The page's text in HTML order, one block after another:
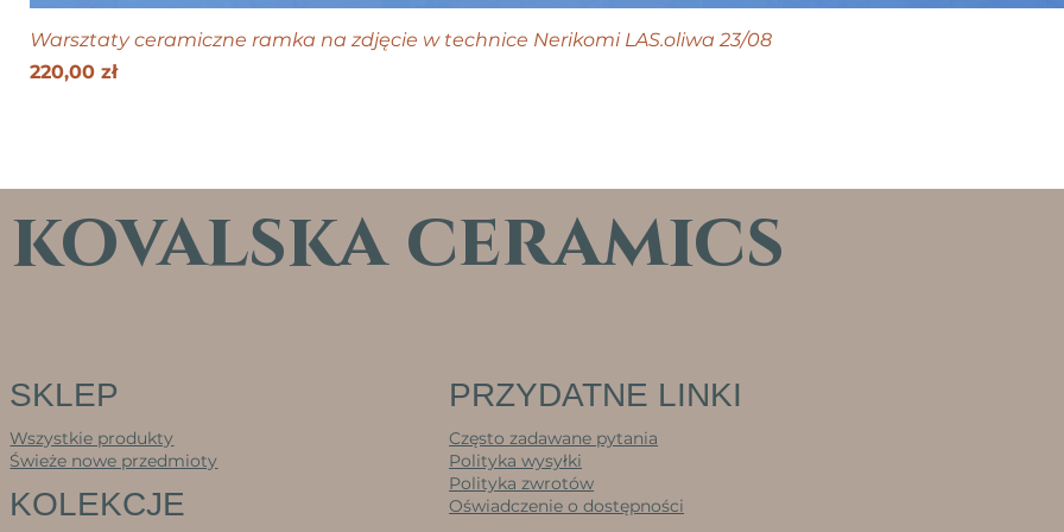
Warsztaty ceramiczne ramka na zdjęcie w technice Nerikomi LAS.oliwa 23/08
Cena
220,00 zł
kovalska ceramics
SKLEP
Wszystkie produkty
Świeże nowe przedmioty
KOLEKCJE
PRZYDATNE LINKI
Często zadawane pytania
Polityka wysyłki
Polityka zwrotów
Oświadczenie o dostępności